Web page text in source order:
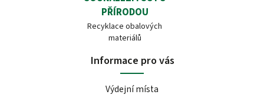
PŘÍRODOU
Recyklace obalových
materiálů
Informace pro vás
Výdejní místa